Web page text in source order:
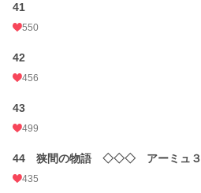
41
550
42
456
43
499
44 狭間の物語 ◇◇◇ アーミュ３
435